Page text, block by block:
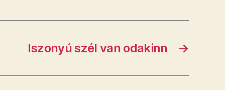
→
Iszonyú szél van odakinn